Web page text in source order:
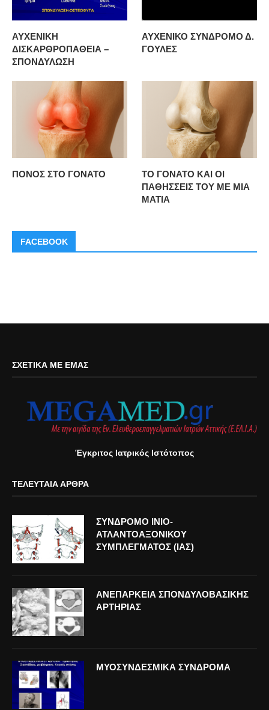
ΑΥΧΕΝΙΚΗ
ΔΙΣΚΑΡΘΡΟΠΑΘΕΙΑ –
ΣΠΟΝΔΥΛΩΣΗ
ΑΥΧΕΝΙΚΟ ΣΥΝΔΡΟΜΟ Δ.
ΓΟΥΛΕΣ
ΠΟΝΟΣ ΣΤΟ ΓΟΝΑΤΟ
ΤΟ ΓΟΝΑΤΟ ΚΑΙ ΟΙ
ΠΑΘΗΣΣΕΙΣ ΤΟΥ ΜΕ ΜΙΑ
ΜΑΤΙΑ
FACEBOOK
ΣΧΕΤΙΚΆ ΜΕ ΕΜΆΣ
Έγκριτος Ιατρικός Ιστότοπος
ΤΕΛΕΥΤΑΊΑ ΆΡΘΡΑ
ΣΥΝΔΡΟΜΟ ΙΝΙΟ-
ΑΤΛΑΝΤΟΑΞΟΝΙΚΟΥ
ΣΥΜΠΛΕΓΜΑΤΟΣ (ΙΑΣ)
ΑΝΕΠΑΡΚΕΙΑ ΣΠΟΝΔΥΛΟΒΑΣΙΚΗΣ
ΑΡΤΗΡΙΑΣ
ΜΥΟΣΥΝΔΕΣΜΙΚΑ ΣΥΝΔΡΟΜΑ